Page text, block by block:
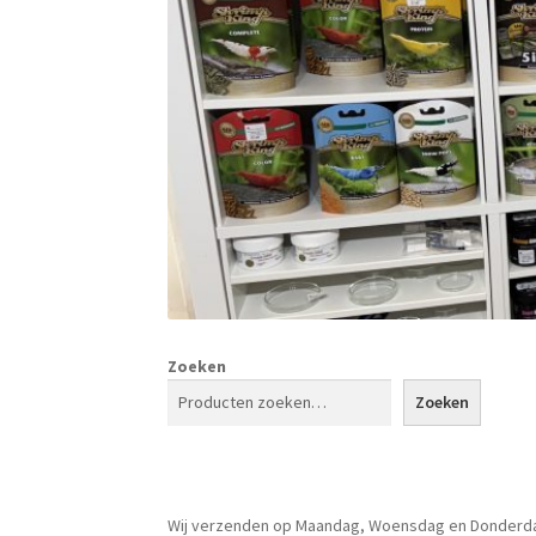
Zoeken
Zoeken
Wij verzenden op Maandag, Woensdag en